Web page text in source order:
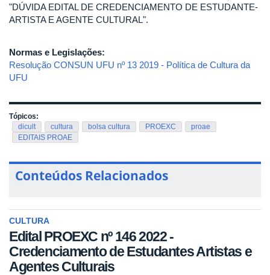
"DÚVIDA EDITAL DE CREDENCIAMENTO DE ESTUDANTE-
ARTISTA E AGENTE CULTURAL".
Normas e Legislações:
Resolução CONSUN UFU nº 13 2019 - Política de Cultura da
UFU
Tópicos:
dicult
cultura bolsa cultura PROEXC
proae
EDITAIS PROAE
Conteúdos Relacionados
CULTURA
Edital PROEXC nº 146 2022 -
Credenciamento de Estudantes Artistas e
Agentes Culturais